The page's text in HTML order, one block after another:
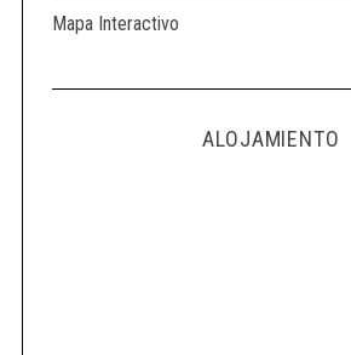
Mapa Interactivo
ALOJAMIENTO